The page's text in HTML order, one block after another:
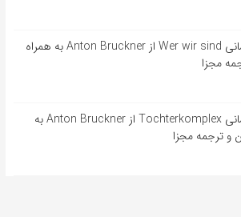
آهنگ آلمانی Wer wir sind از Anton Bruckner به همراه
مجزا
آهنگ آلمانی Tochterkomplex از Anton Bruckner به
و ترجمه مجزا